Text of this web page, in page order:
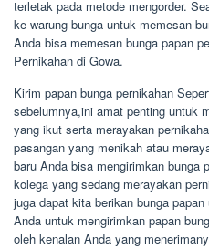
terletak pada metode mengorder.
ke warung bunga untuk memesan
Anda bisa memesan bunga papan
Pernikahan di Gowa.
Kirim papan bunga pernikahan
sebelumnya,ini amat penting untuk
yang ikut serta merayakan
pasangan yang menikah atau
baru Anda bisa mengirimkan bunga
kolega yang sedang merayakan
juga dapat kita berikan bunga
Anda untuk mengirimkan papan
oleh kenalan Anda yang